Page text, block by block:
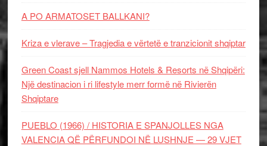
A PO ARMATOSET BALLKANI?
Kriza e vlerave – Tragjedia e vërtetë e tranzicionit shqiptar
Green Coast sjell Nammos Hotels & Resorts në Shqipëri:
Një destinacion i ri lifestyle merr formë në Rivierën
Shqiptare
PUEBLO (1966) / HISTORIA E SPANJOLLES NGA
VALENCIA QË PËRFUNDOI NË LUSHNJE — 29 VJET